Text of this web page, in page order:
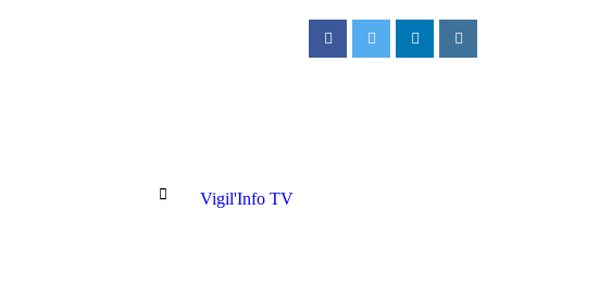
Vigil'Info TV